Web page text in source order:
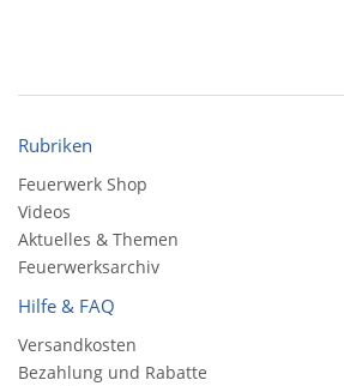
Rubriken
Feuerwerk Shop
Videos
Aktuelles & Themen
Feuerwerksarchiv
Hilfe & FAQ
Versandkosten
Bezahlung und Rabatte